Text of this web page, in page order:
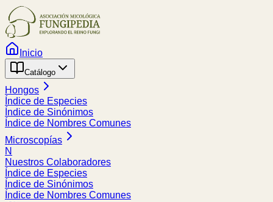
Inicio
Catálogo
Hongos
Índice de Especies
Índice de Sinónimos
Índice de Nombres Comunes
Microscopías
N
Nuestros Colaboradores
Índice de Especies
Índice de Sinónimos
Índice de Nombres Comunes